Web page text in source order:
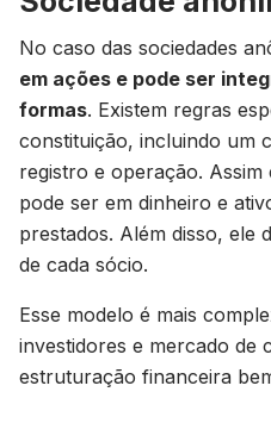
No caso das sociedades
em ações e pode ser
formas. Existem regras
constituição, incluindo um
registro e operação. Assim
pode ser em dinheiro e
prestados. Além disso, ele
de cada sócio.
Esse modelo é mais
investidores e mercado de
estruturação financeira